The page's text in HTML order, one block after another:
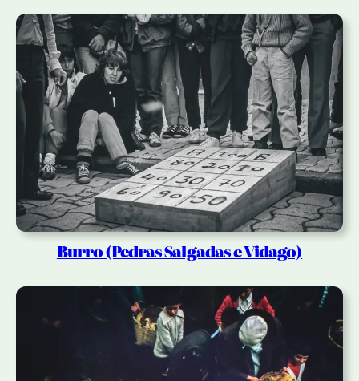
Burro (Pedras Salgadas e Vidago)